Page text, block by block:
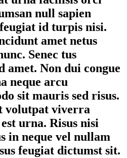
null sapien
id turpis nisi.
amet netus
Senec tus
amet. Non dui congue
neque arcu
sit mauris sed risus.
volutpat viverra
urna. Risus nisi
in neque vel nullam
feugiat dictumst sit.